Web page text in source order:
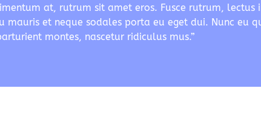
at, rutrum sit amet eros. Fusce rutrum,
et neque sodales porta eu eget dui. Nunc eu
montes, nascetur ridiculus mus.”